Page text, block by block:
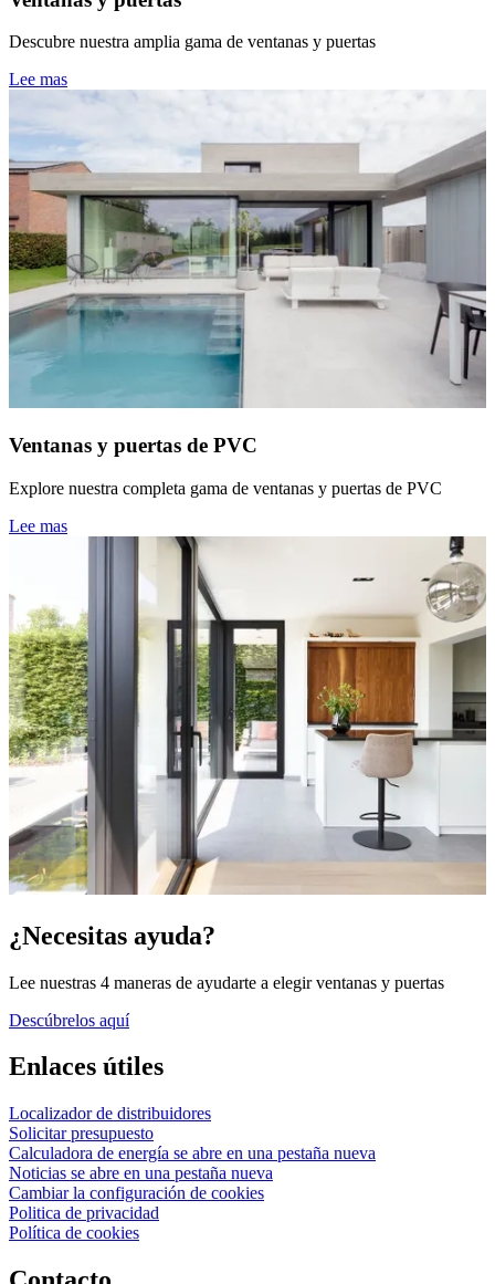
Descubre nuestra amplia gama de ventanas y puertas
Lee mas
Ventanas y puertas de PVC
Explore nuestra completa gama de ventanas y puertas de PVC
Lee mas
¿Necesitas ayuda?
Lee nuestras 4 maneras de ayudarte a elegir ventanas y puertas
Descúbrelos aquí
Enlaces útiles
Localizador de distribuidores
Solicitar presupuesto
Calculadora de energía se abre en una pestaña nueva
Noticias se abre en una pestaña nueva
Cambiar la configuración de cookies
Politica de privacidad
Política de cookies